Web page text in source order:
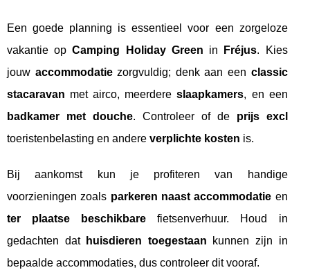
Een goede planning is essentieel voor een zorgeloze
vakantie opCamping Holiday Green in Fréjus. Kies
jouw accommodatiezorgvuldig; denk aan een classic
stacaravan met airco, meerdereslaapkamers, en een
badkamer met douche. Controleer of de prijs excl
toeristenbelasting en andere verplichte kosten is.
Bij aankomst kun je profiteren van handige
voorzieningen zoals parkeren naast accommodatie en
ter plaatse beschikbare fietsenverhuur. Houd in
gedachten dat huisdieren toegestaan kunnen zijn in
bepaalde accommodaties, dus controleer dit vooraf.